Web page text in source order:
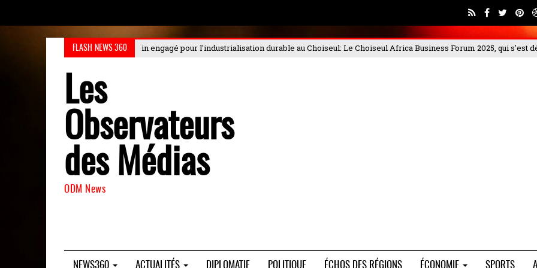
FLASH NEWS 360
l'industrialisation durable au Choiseul: Le Choiseul Africa Business Forum 2025, qui s'est déroulé les 4 et PORTEO BTP met en garde
Les
Observateurs
des Médias
ODM News
NEWS360 ACTUALITÉS DIPLOMATIE POLITIQUE ÉCHOS DES RÉGIONS ÉCONOMIE SPORTS